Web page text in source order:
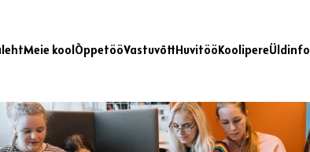
Meie kool ÕppetööVastuvõtt Huvitöö KoolipereÜldinfo